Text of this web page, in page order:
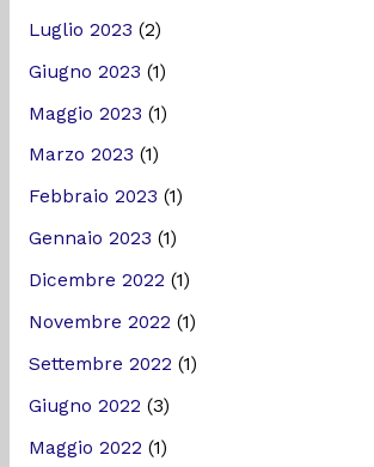
Luglio 2023 (2)
Giugno 2023 (1)
Maggio 2023 (1)
Marzo 2023 (1)
Febbraio 2023 (1)
Gennaio 2023 (1)
Dicembre 2022 (1)
Novembre 2022 (1)
Settembre 2022 (1)
Giugno 2022 (3)
Maggio 2022 (1)